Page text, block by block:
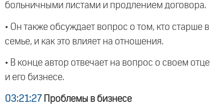
больничными листами и продлением договора.
• Он также обсуждает вопрос о том, кто старше в
семье, и как это влияет на отношения.
• В конце автор отвечает на вопрос о своем отце
и его бизнесе.
03:21:27 Проблемы в бизнесе